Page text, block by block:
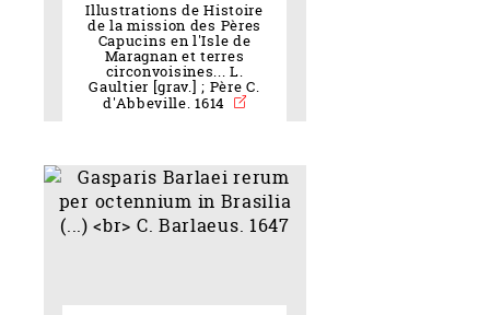
Illustrations de Histoire
de la mission des Pères
Capucins en l'Isle de
Maragnan et terres
circonvoisines... L.
Gaultier [grav.] ; Père C.
d'Abbeville. 1614